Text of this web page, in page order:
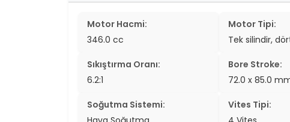
two_wheeler
two_wheeler
Motor Hacmi:
346.0 cc
Motor Tipi:
Tek silindir,
Sıkıştırma Oranı:
6.2:1
Bore Stroke:
72.0 x 85.0
Soğutma Sistemi:
Vites Tipi: